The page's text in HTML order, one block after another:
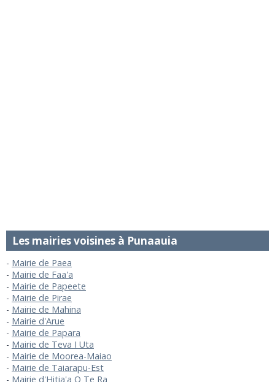
Les mairies voisines à Punaauia
Mairie de Paea
Mairie de Faa'a
Mairie de Papeete
Mairie de Pirae
Mairie de Mahina
Mairie d'Arue
Mairie de Papara
Mairie de Teva I Uta
Mairie de Moorea-Maiao
Mairie de Taiarapu-Est
Mairie d'Hitia'a O Te Ra